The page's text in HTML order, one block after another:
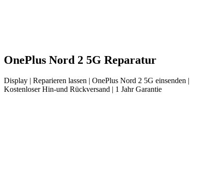
OnePlus Nord 2 5G Reparatur
Display | Reparieren lassen | OnePlus Nord 2 5G einsenden |
Kostenloser Hin-und Rückversand | 1 Jahr Garantie